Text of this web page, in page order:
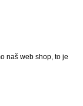
naš web shop, to je